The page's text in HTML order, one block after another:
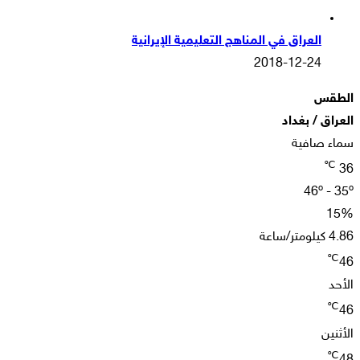
العراق في المناهج التعليمية الإيرانية
2018-12-24
الطقس
العراق / بغداد
سماء صافية
36
℃
46º - 35º
15%
4.86 كيلومتر/ساعة
46
℃
الأحد
46
℃
الأثنين
℃